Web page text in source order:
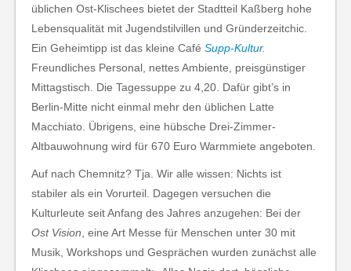
üblichen Ost-Klischees bietet der Stadtteil Kaßberg hohe
Lebensqualität mit Jugendstilvillen und Gründerzeitchic.
Ein Geheimtipp ist das kleine Café Supp-Kultur.
Freundliches Personal, nettes Ambiente, preisgünstiger
Mittagstisch. Die Tagessuppe zu 4,20. Dafür gibt’s in
Berlin-Mitte nicht einmal mehr den üblichen Latte
Macchiato. Übrigens, eine hübsche Drei-Zimmer-
Altbauwohnung wird für 670 Euro Warmmiete angeboten.
Auf nach Chemnitz? Tja. Wir alle wissen: Nichts ist
stabiler als ein Vorurteil. Dagegen versuchen die
Kulturleute seit Anfang des Jahres anzugehen: Bei der
Ost Vision , eine Art Messe für Menschen unter 30 mit
Musik, Workshops und Gesprächen wurden zunächst alle